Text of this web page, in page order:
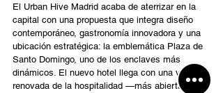
El Urban Hive Madrid acaba de aterrizar en la
capital con una propuesta que integra diseño
contemporáneo, gastronomía innovadora y una
ubicación estratégica: la emblemática Plaza de
Santo Domingo, uno de los enclaves más
dinámicos. El nuevo hotel llega con una visión
renovada de la hospitalidad —más abierta, más